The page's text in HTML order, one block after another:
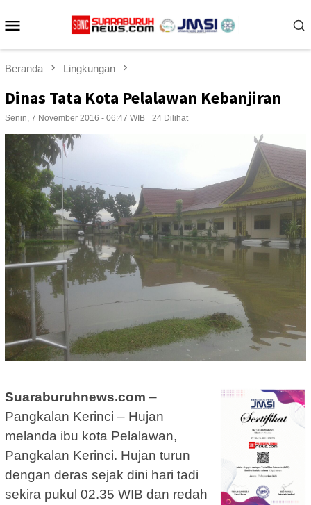
ke
Beranda Lingkungan
Dinas Tata Kota Pelalawan Kebanjiran
Senin, 7 November 2016 - 06:47 WIB 24 Dilihat
Suaraburuhnews.com –
Pangkalan Kerinci – Hujan
melanda ibu kota Pelalawan,
Pangkalan Kerinci. Hujan turun
dengan deras sejak dini hari tadi
sekira pukul 02.35 WIB dan redah